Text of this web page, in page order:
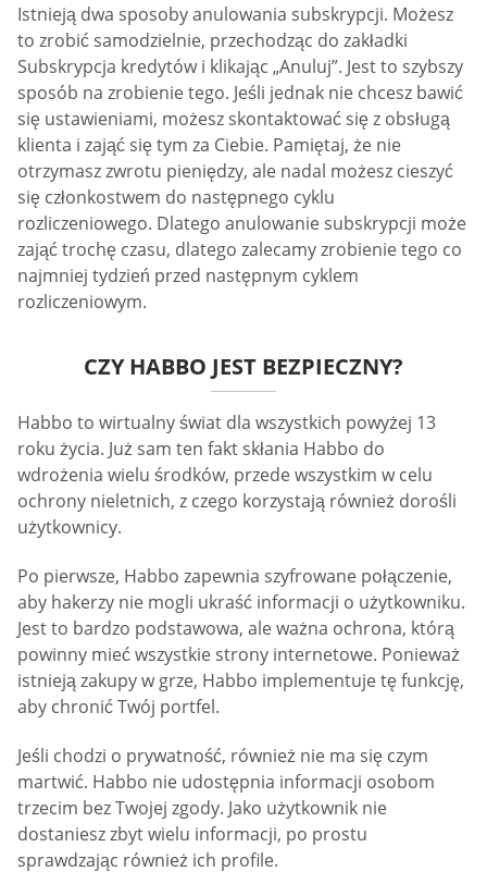
Istnieją dwa sposoby anulowania subskrypcji. Możesz
to zrobić samodzielnie, przechodząc do zakładki
Subskrypcja kredytów i klikając „Anuluj”. Jest to szybszy
sposób na zrobienie tego. Jeśli jednak nie chcesz bawić
się ustawieniami, możesz skontaktować się z obsługą
klienta i zająć się tym za Ciebie. Pamiętaj, że nie
otrzymasz zwrotu pieniędzy, ale nadal możesz cieszyć
się członkostwem do następnego cyklu
rozliczeniowego. Dlatego anulowanie subskrypcji może
zająć trochę czasu, dlatego zalecamy zrobienie tego co
najmniej tydzień przed następnym cyklem
rozliczeniowym.
CZY HABBO JEST BEZPIECZNY?
Habbo to wirtualny świat dla wszystkich powyżej 13
roku życia. Już sam ten fakt skłania Habbo do
wdrożenia wielu środków, przede wszystkim w celu
ochrony nieletnich, z czego korzystają również dorośli
użytkownicy.
Po pierwsze, Habbo zapewnia szyfrowane połączenie,
aby hakerzy nie mogli ukraść informacji o użytkowniku.
Jest to bardzo podstawowa, ale ważna ochrona, którą
powinny mieć wszystkie strony internetowe. Ponieważ
istnieją zakupy w grze, Habbo implementuje tę funkcję,
aby chronić Twój portfel.
Jeśli chodzi o prywatność, również nie ma się czym
martwić. Habbo nie udostępnia informacji osobom
trzecim bez Twojej zgody. Jako użytkownik nie
dostaniesz zbyt wielu informacji, po prostu
sprawdzając również ich profile.